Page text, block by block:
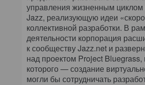
управления жизненным
Jazz, реализующую идеи
коллективной разработки. В
деятельности корпорация
к сообществу Jazz.net и
над проектом Project Bluegrass,
которого — создание
могли бы сотрудничать